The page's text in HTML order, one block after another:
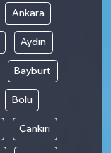
Ankara
Aydın
Bayburt
Bolu
Çankırı